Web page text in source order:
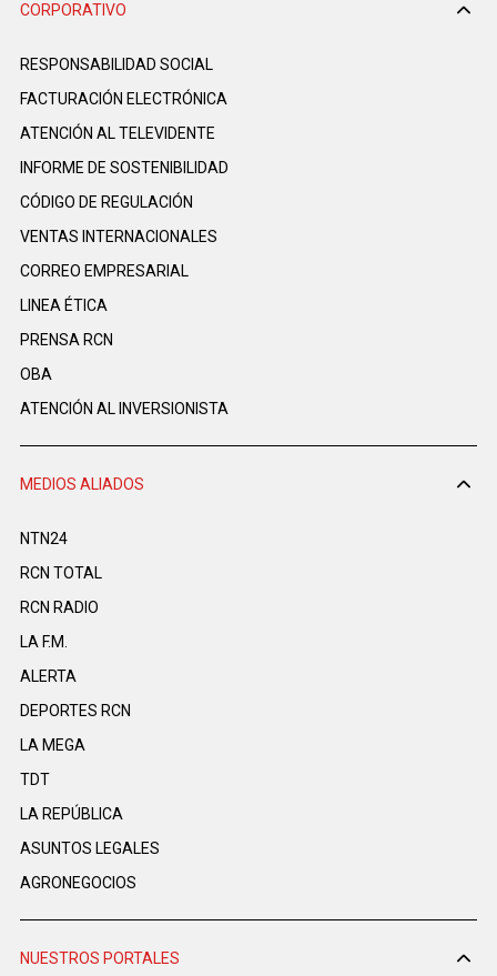
CORPORATIVO
RESPONSABILIDAD SOCIAL
FACTURACIÓN ELECTRÓNICA
ATENCIÓN AL TELEVIDENTE
INFORME DE SOSTENIBILIDAD
CÓDIGO DE REGULACIÓN
VENTAS INTERNACIONALES
CORREO EMPRESARIAL
LINEA ÉTICA
PRENSA RCN
OBA
ATENCIÓN AL INVERSIONISTA
MEDIOS ALIADOS
NTN24
RCN TOTAL
RCN RADIO
LA F.M.
ALERTA
DEPORTES RCN
LA MEGA
TDT
LA REPÚBLICA
ASUNTOS LEGALES
AGRONEGOCIOS
NUESTROS PORTALES